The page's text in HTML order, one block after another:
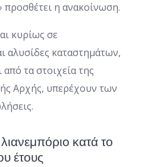
προσθέτει η ανακοίνωση.
κυρίως σε
αλυσίδες καταστημάτων,
τα στοιχεία της
Αρχής, υπερέχουν των
κατά το
έτους